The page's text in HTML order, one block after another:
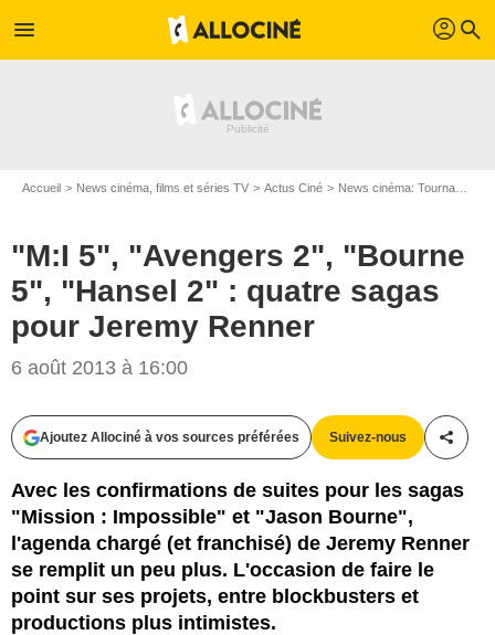
menu profil search
Accueil News cinéma, films et séries TV Actus Ciné News cinéma: Tournages
"M:I 5", "Avengers 2", "Bourne
5", "Hansel 2" : quatre sagas
pour Jeremy Renner
6 août 2013 à 16:00
Ajoutez Allociné à vos sources préférées Suivez-nous
Avec les confirmations de suites pour les sagas
"Mission : Impossible" et "Jason Bourne",
l'agenda chargé (et franchisé) de Jeremy Renner
se remplit un peu plus. L'occasion de faire le
point sur ses projets, entre blockbusters et
productions plus intimistes.